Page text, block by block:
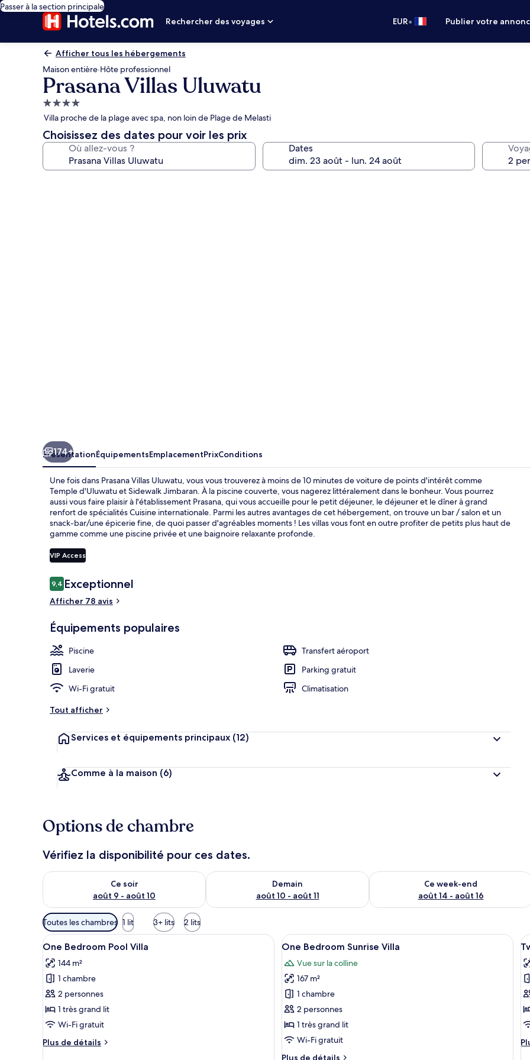
Passer à la section principale
Rechercher des voyages
EUR• Publier votre
Afficher tous les hébergements
Maison entière·Hôte professionnel
Prasana Villas Uluwatu
Hébergement
4.0 étoiles
Villa proche de la plage avec spa, non loin de Plage de Melasti
Choisissez des dates pour voir les prix
Où allez-vous ? Dates
Two
174+
PrésentationÉquipementsEmplacementPrixConditions
Une fois dans Prasana Villas Uluwatu, vous vous trouverez à moins de 10 minutes de voiture de points d'intérêt comme
Temple d'Uluwatu et Sidewalk Jimbaran. À la piscine couverte, vous nagerez littéralement dans le bonheur. Vous pourrez
aussi vous faire plaisir à l'établissement Prasana, qui vous accueille pour le petit déjeuner, le déjeuner et le dîner à grand
renfort de spécialités Cuisine internationale. Parmi les autres avantages de cet hébergement, on trouve un bar / salon et un
snack-bar/une épicerie fine, de quoi passer d'agréables moments ! Les villas vous font en outre profiter de petits plus haut de
gamme comme une piscine privée et une baignoire relaxante profonde.
VIP Access
Avis
voyageurs
9,49,4 sur 10
Exceptionnel
Afficher 78 avis
Équipements populaires
Piscine
Transfert aéroport
Laverie
Parking gratuit
Wi-Fi gratuit
Climatisation
Tout afficher
Services et équipements principaux (12)
Comme à la maison (6)
Options de chambre
Vérifiez la disponibilité pour ces dates.
Ce soir
août 9 - août 10
Vérifier la disponibilité pour ce soir août 9 - août 10
Demain
août 10 - août 11
Vérifier la disponibilité pour demain août 10 - août 11
Ce week-end
août 14 - août 16
Vérifier la disponibilité pour ce week-
Filtres
disponibles
pour
les
chambres
Toutes les chambres 1 lit 3+ lits 2 lits
Afficher
toutes
les
photos
pour
ce
type
chambre :
Une chambre d’hôtel avec un lit, un bureau, une chaise, une télévision et une vue sur la piscine.
23
One Bedroom Pool Villa
144 m²
1 chambre
2 personnes
1 très grand lit
Wi-Fi gratuit
Plus de détails
Plus
Afficher
toutes
les
photos
pour
ce
type
de
chambre :
Une chambre d’hôtel moderne
18
One Bedroom Sunrise Villa
Vue sur la colline
167 m²
1 chambre
2 personnes
1 très grand lit
Wi-Fi gratuit
Plus de détails
Plus